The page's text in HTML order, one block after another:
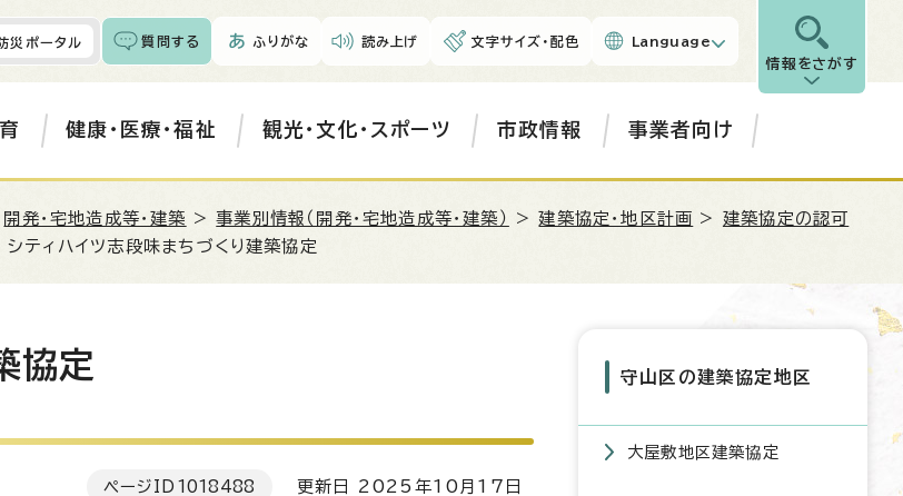
災ポータル 質問する ふりがな 読み上げ 文字サイズ・配色 Language
情報をさがす
健康・医療・福祉 観光・文化・スポーツ 市政情報 事業者向け
開発・宅地造成等・建築 >事業別情報（開発・宅地造成等・建築） >建築協定・地区計画 > 建築協定の認可
ティハイツ志段味まちづくり建築協定
協定
ページID 1018488 更新日 2025年10月17日
守山区の建築協定地区
大屋敷地区建築協定